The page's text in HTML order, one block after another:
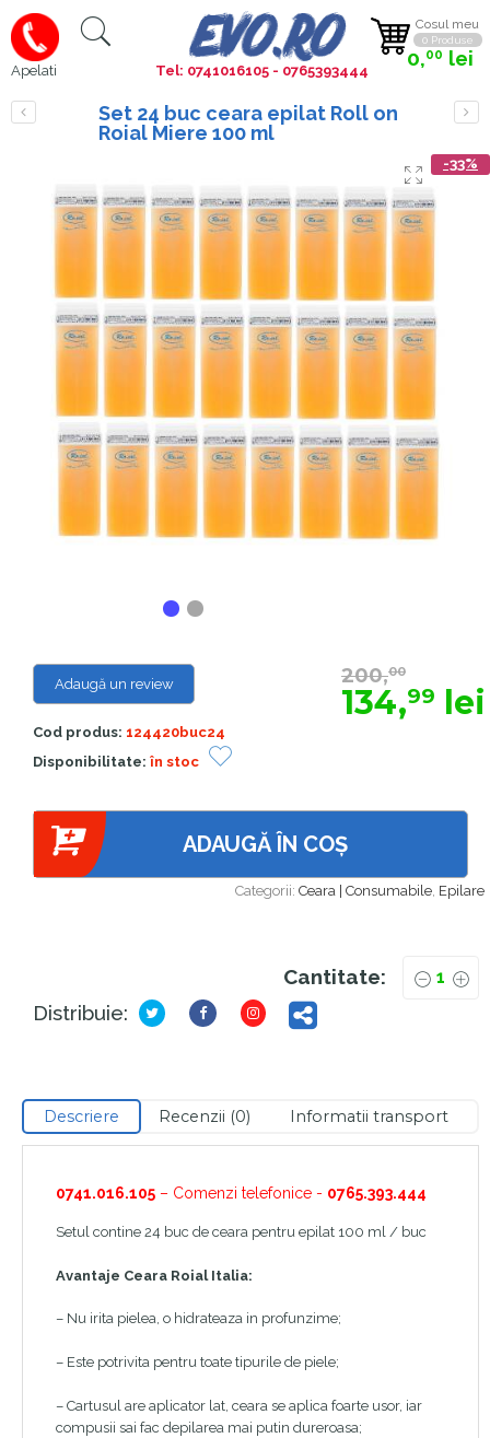
Apelati
Cosul meu
0 Produse
0,00 lei
Tel: 0741016105 - 0765393444
Set 24 buc ceara epilat Roll on
Roial Miere 100 ml
-33%
Categorii: Ceara | Consumabile, Epilare
Adaugă un review
Cod produs: 124420buc24
Disponibilitate: în stoc
200,00
134,99 lei
ADAUGĂ ÎN COȘ
Cantitate:
Distribuie:
Descriere Recenzii (0) Informatii transport
0741.016.105 – Comenzi telefonice - 0765.393.444
Setul contine 24 buc de ceara pentru epilat 100 ml / buc
Avantaje Ceara Roial Italia:
– Nu irita pielea, o hidrateaza in profunzime;
– Este potrivita pentru toate tipurile de piele;
– Cartusul are aplicator lat, ceara se aplica foarte usor, iar
compusii sai fac depilarea mai putin dureroasa;